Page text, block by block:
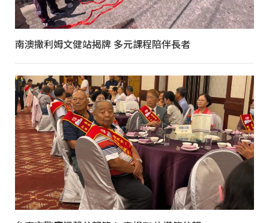
南澳撒利姆文健站揭牌 多元課程陪伴長者